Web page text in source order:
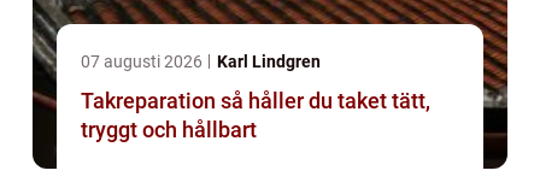
07 augusti 2026 Karl Lindgren
Takreparation så håller du taket tätt,
tryggt och hållbart